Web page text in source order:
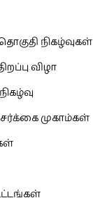
நிகழ்வுகள்
விழா
முகாம்கள்